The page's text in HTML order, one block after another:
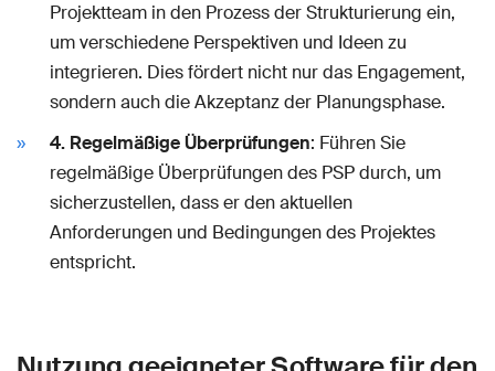
Projektteam in den Prozess der Strukturierung ein,
um verschiedene Perspektiven und Ideen zu
integrieren. Dies fördert nicht nur das Engagement,
sondern auch die Akzeptanz der Planungsphase.
4. Regelmäßige Überprüfungen: Führen Sie
regelmäßige Überprüfungen des PSP durch, um
sicherzustellen, dass er den aktuellen
Anforderungen und Bedingungen des Projektes
entspricht.